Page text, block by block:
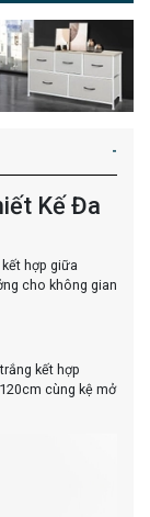
Kế Đa
hợp giữa
cho không gian
kết hợp
cùng kệ mở